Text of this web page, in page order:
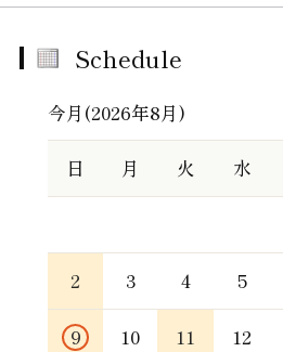
Schedule
今月(2026年8月)
日 月 火 水
2 3 4 5
9 10 11 12